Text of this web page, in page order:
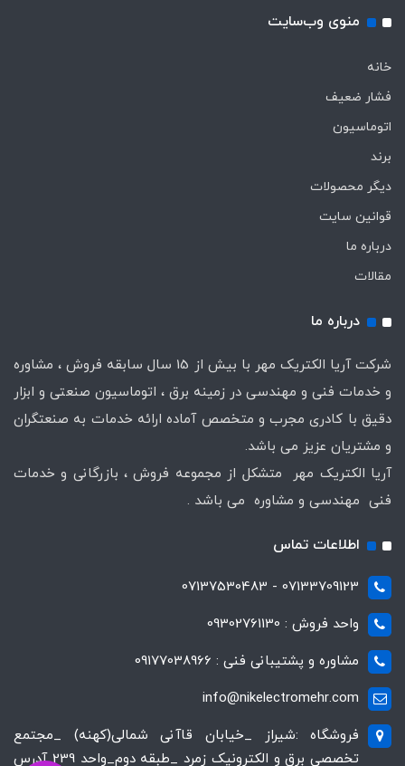
منوی وب‌سایت
خانه
فشار ضعیف
اتوماسیون
برند
دیگر محصولات
قوانین سایت
درباره ما
مقالات
درباره ما
شرکت آریا الکتریک مهر با بیش از 15 سال سابقه فروش ، مشاوره
و خدمات فنی و مهندسی در زمینه برق ، اتوماسیون صنعتی و ابزار
دقیق با کادری مجرب و متخصص آماده ارائه خدمات به صنعتگران
و مشتریان عزیز می باشد.
آریا الکتریک مهر متشکل از مجموعه فروش ، بازرگانی و خدمات
فنی مهندسی و مشاوره می باشد .
اطلاعات تماس
07133709123 - 07137530483
واحد فروش : 09302761130
مشاوره و پشتیبانی فنی : 09177038966
info@nikelectromehr.com
فروشگاه :شیراز _خیابان قاآنی شمالی(کهنه) _مجتمع
تخصصی برق و الکترونیک زمرد _طبقه دوم_واحد 239 آدرس